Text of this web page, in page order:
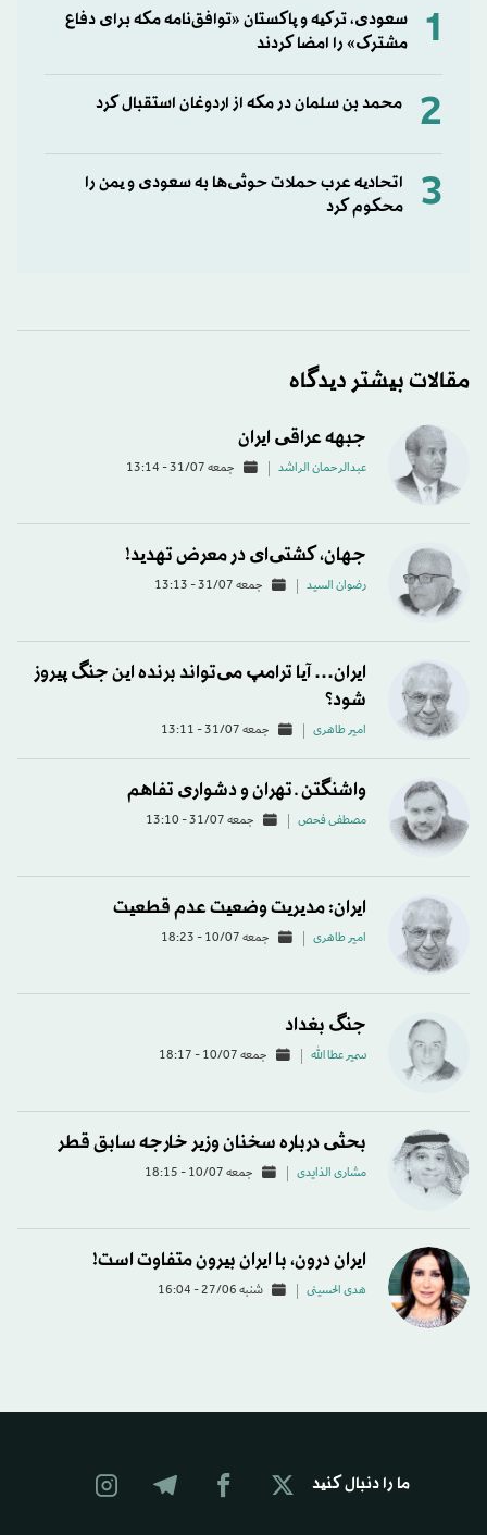
1
سعودی، ترکیه و پاکستان «توافق‌نامه مکه برای دفاع
مشترک» را امضا کردند
2 محمد بن سلمان در مکه از اردوغان استقبال کرد
3
اتحادیه عرب حملات حوثی‌ها به سعودی و یمن را
محکوم کرد
مقالات بیشتر دیدگاه
جبهه عراقی ایران
عبدالرحمان الراشد جمعه 31/07 - 13:14
جهان، کشتی‌ای در معرض تهدید!
رضوان السید جمعه 31/07 - 13:13
ایران… آیا ترامپ می‌تواند برنده این جنگ پیروز
شود؟
امیر طاهری جمعه 31/07 - 13:11
واشنگتن ـ تهران و دشواری تفاهم
مصطفی فحص جمعه 31/07 - 13:10
ایران: مدیریت وضعیت عدم قطعیت
امیر طاهری جمعه 10/07 - 18:23
جنگ بغداد
سمير عطا الله جمعه 10/07 - 18:17
بحثی درباره سخنان وزیر خارجه سابق قطر
مشاری الذایدی جمعه 10/07 - 18:15
ایران درون، با ایران بیرون متفاوت است!
هدی الحسینی شنبه 27/06 - 16:04
ما را دنبال کنید